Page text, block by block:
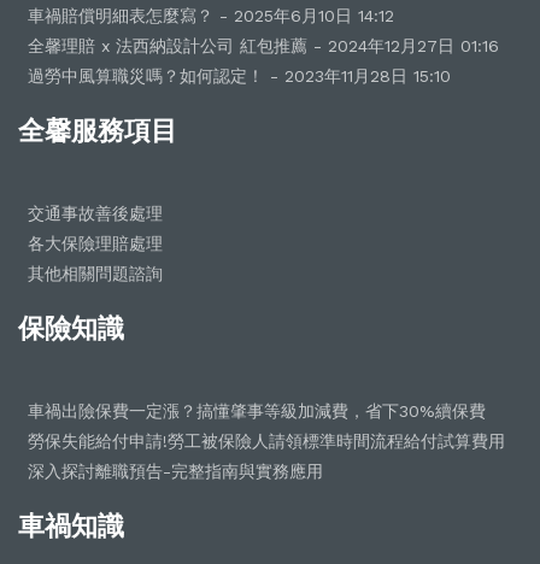
車禍賠償明細表怎麼寫？ - 2025年6月10日 14:12
全馨理賠 x 法西納設計公司 紅包推薦 - 2024年12月27日 01:16
過勞中風算職災嗎？如何認定！ - 2023年11月28日 15:10
全馨服務項目
交通事故善後處理
各大保險理賠處理
其他相關問題諮詢
保險知識
車禍出險保費一定漲？搞懂肇事等級加減費，省下30%續保費
勞保失能給付申請!勞工被保險人請領標準時間流程給付試算費用
深入探討離職預告-完整指南與實務應用
車禍知識